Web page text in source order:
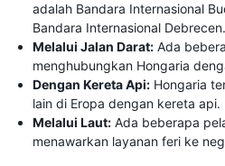
adalah Bandara Internasional
Bandara Internasional Debrecen.
Melalui Jalan Darat: Ada
menghubungkan Hongaria
Dengan Kereta Api: Hongaria
lain di Eropa dengan kereta api.
Melalui Laut: Ada beberapa
menawarkan layanan feri ke